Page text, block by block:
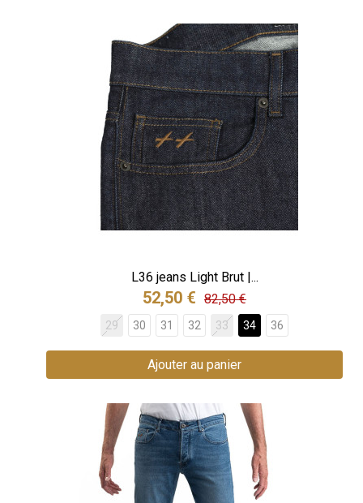
L36 jeans Light Brut |...
52,50 € 82,50 €
29 30 31 32 33 34 36
Ajouter au panier